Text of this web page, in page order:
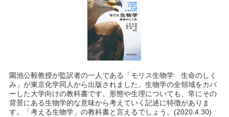
園池公毅教授が監訳者の一人である「モリス生物学 生命のしく
み」が東京化学同人から出版されました。生物学の全領域をカバ
ーした大学向けの教科書です。形態や生理についても、常にその
背景にある生物学的な意味から考えていく記述に特徴がありま
す。「考える生物学」の教科書と言えるでしょう。(2020.4.30)